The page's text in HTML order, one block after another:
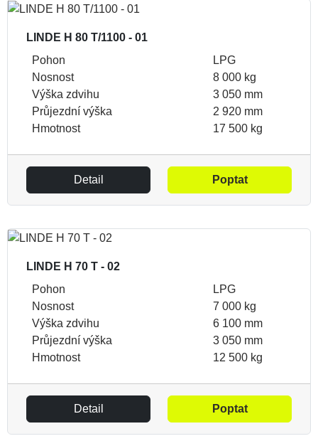
LINDE H 80 T/1100 - 01
Pohon
LPG
Nosnost
8 000 kg
Výška zdvihu
3 050 mm
Průjezdní výška
2 920 mm
Hmotnost
17 500 kg
Detail Poptat
LINDE H 70 T - 02
Pohon
LPG
Nosnost
7 000 kg
Výška zdvihu
6 100 mm
Průjezdní výška
3 050 mm
Hmotnost
12 500 kg
Detail Poptat